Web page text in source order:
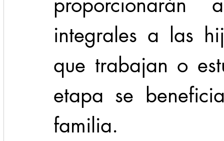
integrales a las
que trabajan o
etapa se
familia.